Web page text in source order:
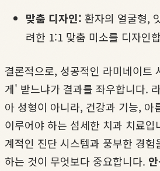
맞춤 디자인: 환자의 얼굴형,
려한 1:1 맞춤 미소를 디자인
결론적으로, 성공적인 라미네이트
게' 받느냐가 결과를 좌우합니다.
아 성형이 아니라, 건강과 기능, 아
이루어야 하는 섬세한 치과 치료입
계적인 진단 시스템과 풍부한 경험
하는 것이 무엇보다 중요합니다.